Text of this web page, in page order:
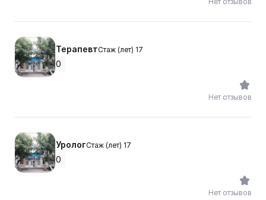
ТерапевтСтаж (лет) 17
0
Нет отзывов
УрологСтаж (лет) 17
0
Нет отзывов